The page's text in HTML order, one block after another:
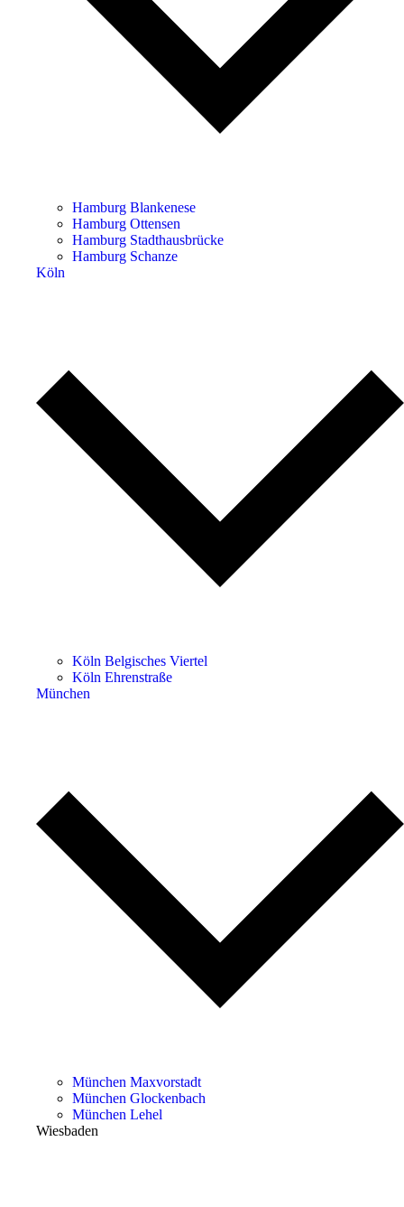
Hamburg Blankenese
Hamburg Ottensen
Hamburg Stadthausbrücke
Hamburg Schanze
Köln
Köln Belgisches Viertel
Köln Ehrenstraße
München
München Maxvorstadt
München Glockenbach
München Lehel
Wiesbaden